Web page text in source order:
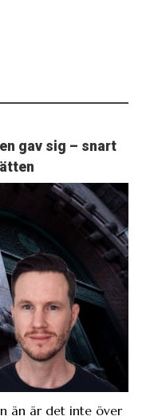
gav sig – snart
än är det inte över